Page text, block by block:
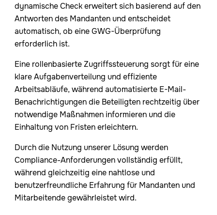
dynamische Check erweitert sich basierend auf den
Antworten des Mandanten und entscheidet
automatisch, ob eine GWG-Überprüfung
erforderlich ist.
Eine rollenbasierte Zugriffssteuerung sorgt für eine
klare Aufgabenverteilung und effiziente
Arbeitsabläufe, während automatisierte E-Mail-
Benachrichtigungen die Beteiligten rechtzeitig über
notwendige Maßnahmen informieren und die
Einhaltung von Fristen erleichtern.
Durch die Nutzung unserer Lösung werden
Compliance-Anforderungen vollständig erfüllt,
während gleichzeitig eine nahtlose und
benutzerfreundliche Erfahrung für Mandanten und
Mitarbeitende gewährleistet wird.